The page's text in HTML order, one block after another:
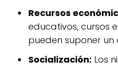
Recursos
educativos, cursos
pueden suponer un
Socialización: Los